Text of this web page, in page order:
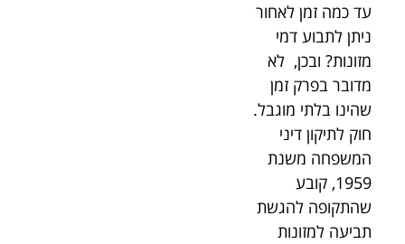
עד כמה זמן לאחור
ניתן לתבוע דמי
מזונות? ובכן, לא
מדובר בפרק זמן
שהינו בלתי מוגבל.
חוק לתיקון דיני
המשפחה משנת
1959, קובע
שהתקופה להגשת
תביעה למזונות